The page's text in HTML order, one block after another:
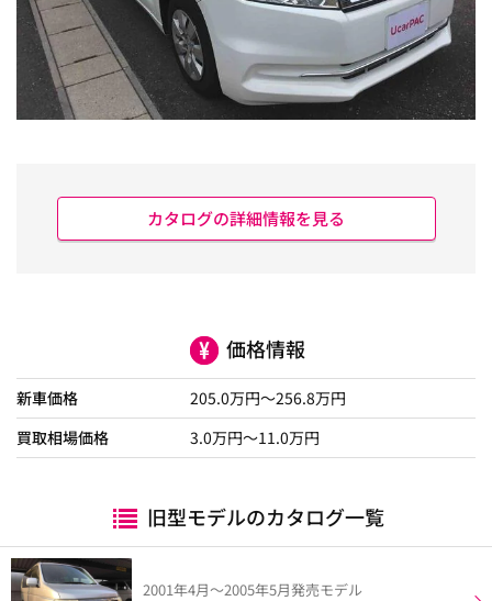
カタログの詳細情報を見る
価格情報
新車価格 205.0万円～256.8万円
買取相場価格
3.0万円〜11.0万円
旧型モデルのカタログ一覧
2001年4月～2005年5月発売モデル